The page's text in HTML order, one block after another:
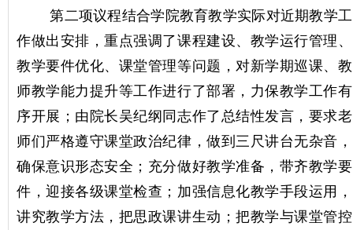
第二项议程结合学院教育教学实际对近期教学工
作做出安排，重点强调了课程建设、教学运行管理、
教学要件优化、课堂管理等问题，对新学期巡课、教
师教学能力提升等工作进行了部署，力保教学工作有
序开展；由院长吴纪纲同志作了总结性发言，要求老
师们严格遵守课堂政治纪律，做到三尺讲台无杂音，
确保意识形态安全；充分做好教学准备，带齐教学要
件，迎接各级课堂检查；加强信息化教学手段运用，
讲究教学方法，把思政课讲生动；把教学与课堂管控